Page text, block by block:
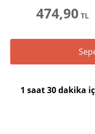
474,90 TL
1 saat 30 dakika